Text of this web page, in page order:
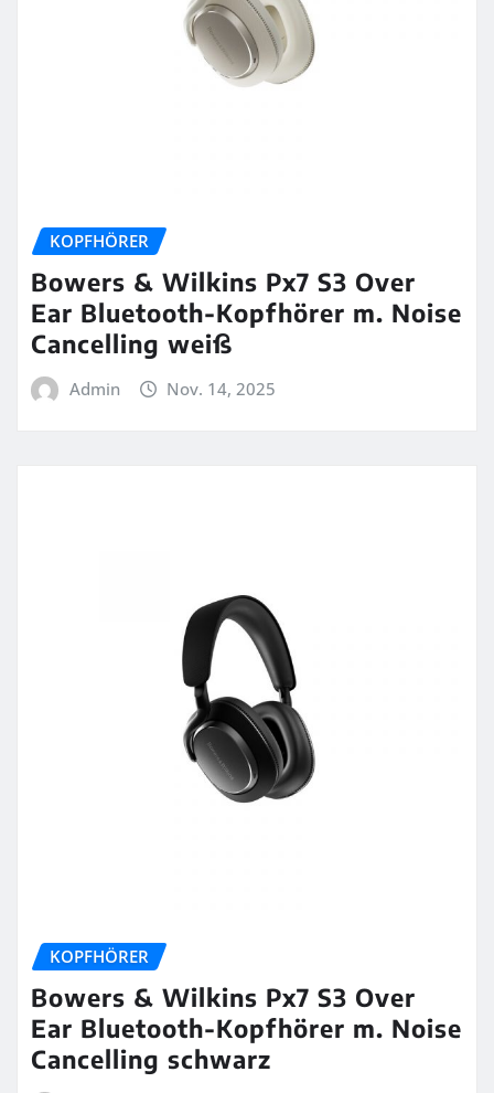
KOPFHÖRER
Bowers & Wilkins Px7 S3 Over
Ear Bluetooth-Kopfhörer m. Noise
Cancelling weiß
Admin Nov. 14, 2025
KOPFHÖRER
Bowers & Wilkins Px7 S3 Over
Ear Bluetooth-Kopfhörer m. Noise
Cancelling schwarz